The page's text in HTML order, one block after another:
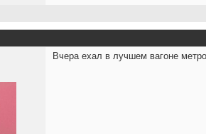
Вчера ехал в лучшем вагоне